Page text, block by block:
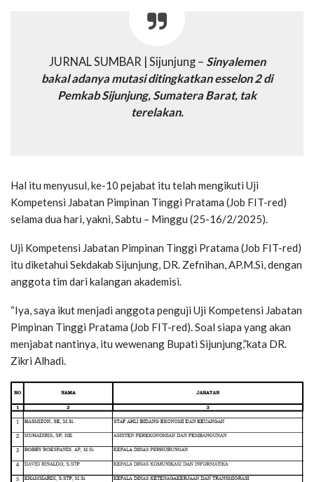
JURNAL SUMBAR | Sijunjung – Sinyalemen
bakal adanya mutasi ditingkatkan esselon 2 di
Pemkab Sijunjung, Sumatera Barat, tak
terelakan.
Hal itu menyusul, ke-10 pejabat itu telah mengikuti Uji
Kompetensi Jabatan Pimpinan Tinggi Pratama (Job FIT-red)
selama dua hari, yakni, Sabtu – Minggu (25-16/2/2025).
Uji Kompetensi Jabatan Pimpinan Tinggi Pratama (Job FIT-red)
itu diketahui Sekdakab Sijunjung, DR. Zefnihan, AP.M.Si, dengan
anggota tim dari kalangan akademisi.
“Iya, saya ikut menjadi anggota penguji Uji Kompetensi Jabatan
Pimpinan Tinggi Pratama (Job FIT-red). Soal siapa yang akan
menjabat nantinya, itu wewenang Bupati Sijunjung,”kata DR.
Zikri Alhadi.